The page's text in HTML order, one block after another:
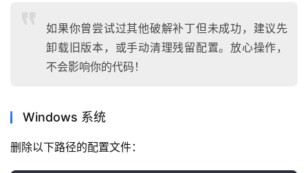
如果你曾尝试过其他破解补丁但未成功，建议先
卸载旧版本，或手动清理残留配置。放心操作，
不会影响你的代码！
Windows 系统
删除以下路径的配置文件：